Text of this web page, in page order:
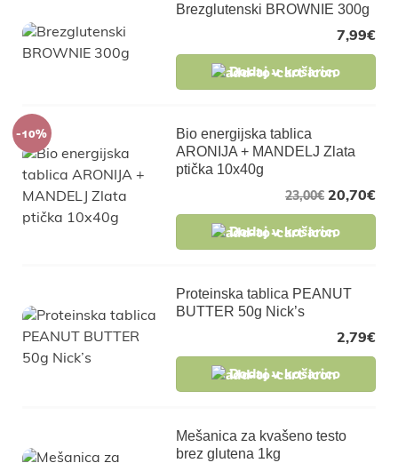
Brezglutenski BROWNIE 300g
7,99€
Dodaj v košarico
-10%
Bio energijska tablica
ARONIJA + MANDELJ Zlata
ptička 10x40g
20,70€
23,00€
Dodaj v košarico
Proteinska tablica PEANUT
BUTTER 50g Nick’s
2,79€
Dodaj v košarico
Mešanica za kvašeno testo
brez glutena 1kg